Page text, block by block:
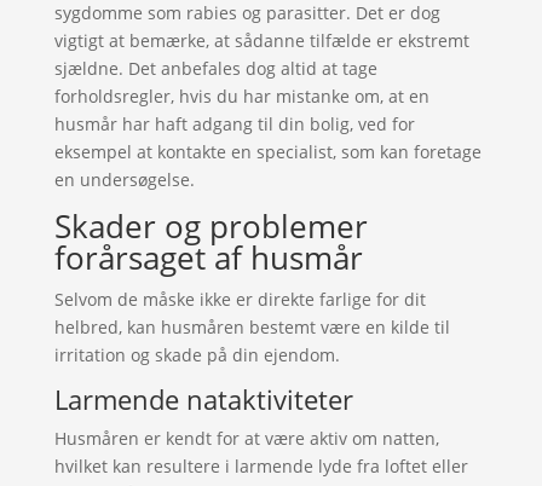
sygdomme som rabies og parasitter. Det er dog
vigtigt at bemærke, at sådanne tilfælde er ekstremt
sjældne. Det anbefales dog altid at tage
forholdsregler, hvis du har mistanke om, at en
husmår har haft adgang til din bolig, ved for
eksempel at kontakte en specialist, som kan foretage
en undersøgelse.
Skader og problemer
forårsaget af husmår
Selvom de måske ikke er direkte farlige for dit
helbred, kan husmåren bestemt være en kilde til
irritation og skade på din ejendom.
Larmende nataktiviteter
Husmåren er kendt for at være aktiv om natten,
hvilket kan resultere i larmende lyde fra loftet eller